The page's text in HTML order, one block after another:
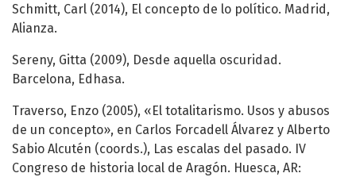
Schmitt, Carl (2014), El concepto de lo político. Madrid,
Alianza.
Sereny, Gitta (2009), Desde aquella oscuridad.
Barcelona, Edhasa.
Traverso, Enzo (2005), «El totalitarismo. Usos y abusos
de un concepto», en Carlos Forcadell Álvarez y Alberto
Sabio Alcutén (coords.), Las escalas del pasado. IV
Congreso de historia local de Aragón. Huesca, AR: